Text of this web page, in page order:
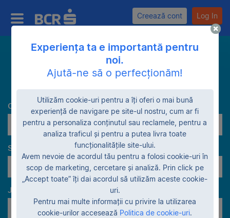
Creează cont Log In
Caută
Categorie
Utilaje specifice creșterii suinelor
Stadiu garanție
Lichidare patrimonială
Judeţe
Toate judeţele
Experiența ta e importantă pentru
noi.
Ajută-ne să o perfecționăm!
Utilizăm cookie-uri pentru a îți oferi o mai bună
experiență de navigare pe site-ul nostru, cum ar fi
pentru a personaliza conținutul sau reclamele, pentru a
analiza traficul și pentru a putea livra toate
funcționalitățile site-ului.
Avem nevoie de acordul tău pentru a folosi cookie-uri în
scop de marketing, cercetare și analiză. Prin click pe
„Accept toate” îți dai acordul să utilizăm aceste cookie-
uri.
Pentru mai multe informații cu privire la utilizarea
cookie-urilor accesează Politica de cookie-uri.